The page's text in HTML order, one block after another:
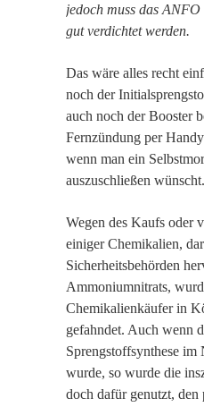
jedoch muss das
gut verdichtet werden.
Das wäre alles recht
noch der
auch noch der Booster
Fernzündung per
wenn man ein
auszuschließen wünscht.
Wegen des Kaufs oder
einiger Chemikalien,
Sicherheitsbehörden
Ammoniumnitrats,
Chemikalienkäufer in
gefahndet. Auch wenn
Sprengstoffsynthese
wurde, so wurde die
doch dafür genutzt, den